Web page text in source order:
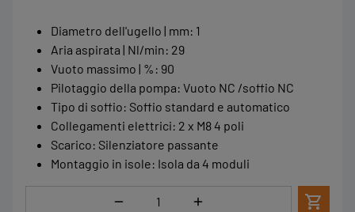
Diametro dell'ugello | mm: 1
Aria aspirata | Nl/min: 29
Vuoto massimo | % : 90
Pilotaggio della pompa: Vuoto NC /soffio NC
Tipo di soffio: Soffio standard e automatico
Collegamenti elettrici: 2 x M8 4 poli
Scarico: Silenziatore passante
Montaggio in isole: Isola da 4 moduli
Quantità